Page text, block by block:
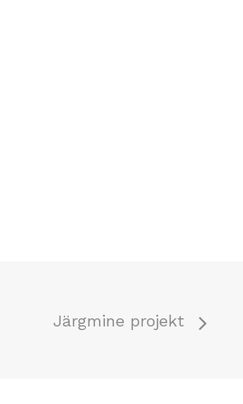
Järgmine projekt